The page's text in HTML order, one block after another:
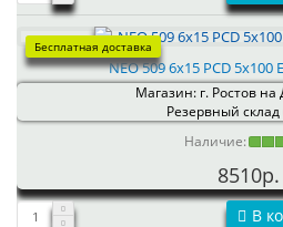
Бесплатная доставка
NEO 509 6x15 PCD 5x100
Магазин: г. Ростов на
Резервный
Наличие:
8510р.
В